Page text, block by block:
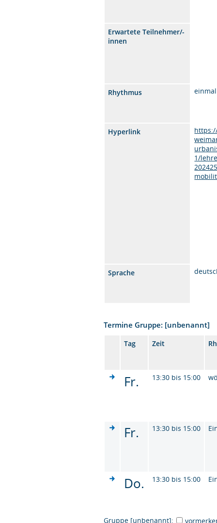
Erwartete Teilnehmer/-
innen
Rhythmus
Hyperlink
1/
Sprache
Termine Gruppe: [unbenannt]
Tag Zeit
Fr. 13:30 bis 15:00
Fr. 13:30 bis 15:00
Do. 13:30 bis 15:00
Gruppe [unbenannt]: